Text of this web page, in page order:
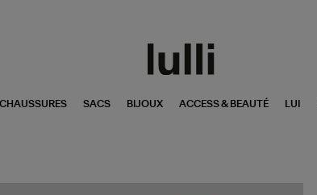
CHAUSSURES SACS BIJOUX ACCESS & BEAUTÉ LUI